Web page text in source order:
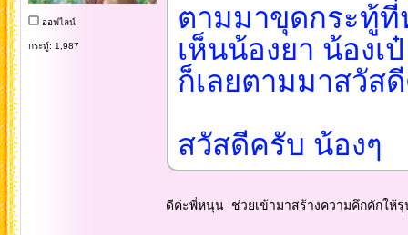
ออฟไลน์
กระทู้: 1,987
ตามมาขุดกระทู้ที่
เห็นน้องยา น้อง
ก็เลยตามมาสวัส
สวัสดีครับ น้องๆ
ดีค่ะพี่หนุน ช่วยเข้ามาสร้างความคึกคักให้รุ่